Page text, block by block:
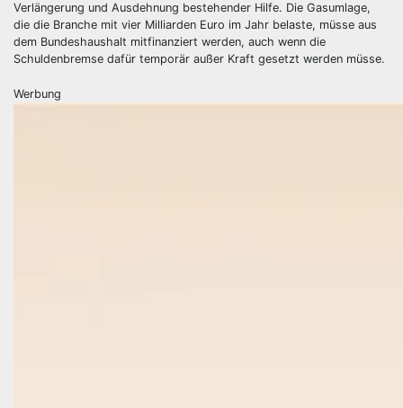
Verlängerung und Ausdehnung bestehender Hilfe. Die Gasumlage,
die die Branche mit vier Milliarden Euro im Jahr belaste, müsse aus
dem Bundeshaushalt mitfinanziert werden, auch wenn die
Schuldenbremse dafür temporär außer Kraft gesetzt werden müsse.
Werbung